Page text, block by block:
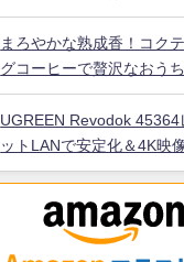
まろやかな熟成香！コク
グコーヒーで贅沢なおう
UGREEN Revodok
ットLANで安定化＆4K映